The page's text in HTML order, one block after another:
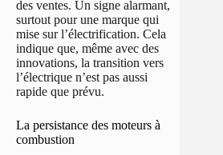
des ventes. Un signe alarmant,
surtout pour une marque qui
mise sur l’électrification. Cela
indique que, même avec des
innovations, la transition vers
l’électrique n’est pas aussi
rapide que prévu.
La persistance des moteurs à
combustion